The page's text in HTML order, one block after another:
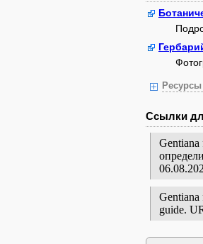
Ссылки
Gentiana
guide.